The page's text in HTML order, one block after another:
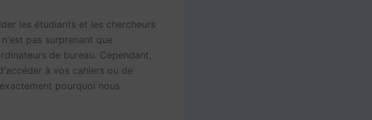
les étudiants et les chercheurs
pas surprenant que
de bureau. Cependant,
à vos cahiers ou de
pourquoi nous